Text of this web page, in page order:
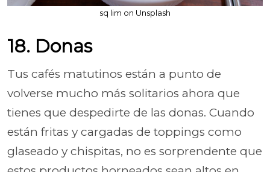
sq lim on Unsplash
18. Donas
Tus cafés matutinos están a punto de
volverse mucho más solitarios ahora que
tienes que despedirte de las donas. Cuando
están fritas y cargadas de toppings como
glaseado y chispitas, no es sorprendente que